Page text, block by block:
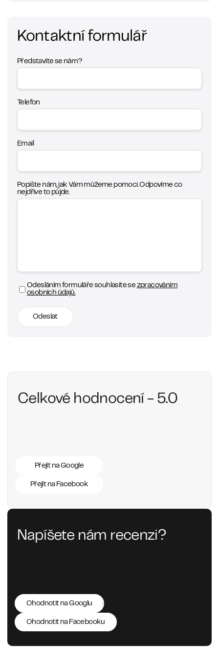
Kontaktní formulář
Představíte se nám?
Telefon
Email
Popište nám, jak Vám můžeme pomoci. Odpovíme co
nejdříve to půjde.
Odesláním formuláře souhlasíte se zpracováním
osobních údajů.
Odeslat
Celkové hodnocení - 5.0
Přejít na Google
Přejít na Facebook
Napíšete nám recenzi?
Ohodnotit na Googlu
Ohodnotit na Facebooku